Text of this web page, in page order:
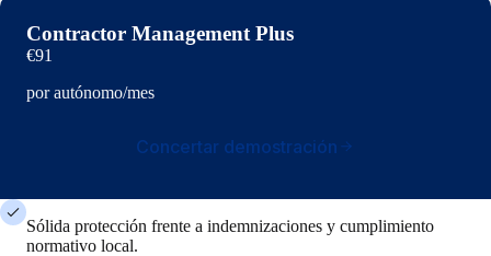
Contractor Management Plus
€91
por autónomo/mes
Concertar demostración
Sólida protección frente a indemnizaciones y cumplimiento
normativo local.